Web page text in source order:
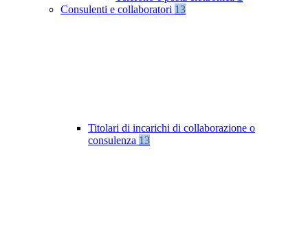
Consulenti e collaboratori 13
Titolari di incarichi di collaborazione o
consulenza 13